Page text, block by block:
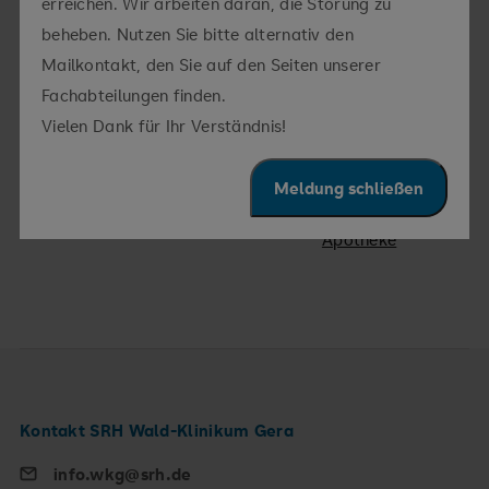
beheben. Nutzen Sie bitte alternativ den
Mailkontakt, den Sie auf den Seiten unserer
Fachabteilungen finden.
Vielen Dank für Ihr Verständnis!
Meldung schließen
Prokuristin:
SRH Wald-
Klinikum Gera
Chefapothekerin -
Krankenhaus-Apotheke:
SRH Klinikum Zeitz
Krankenhaus-
Apotheke
Kontakt SRH Wald-Klinikum Gera
info.wkg@srh.de